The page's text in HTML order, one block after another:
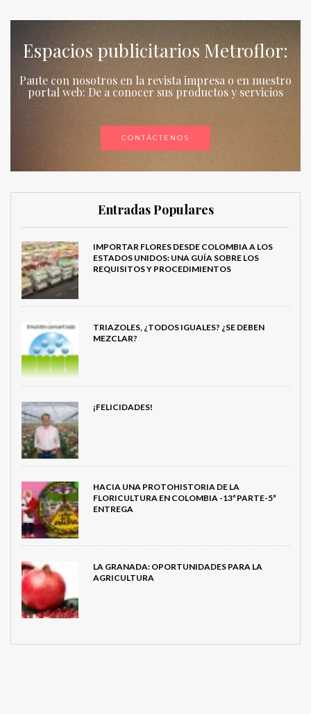
Espacios publicitarios Metroflor:
Paute con nosotros en la revista impresa o en nuestro
portal web: De a conocer sus productos y servicios
CONTÁCTENOS
Entradas Populares
IMPORTAR FLORES DESDE COLOMBIA A LOS
ESTADOS UNIDOS: UNA GUÍA SOBRE LOS
REQUISITOS Y PROCEDIMIENTOS
TRIAZOLES, ¿TODOS IGUALES? ¿SE DEBEN
MEZCLAR?
¡FELICIDADES!
HACIA UNA PROTOHISTORIA DE LA
FLORICULTURA EN COLOMBIA -13ª PARTE-5ª
ENTREGA
LA GRANADA: OPORTUNIDADES PARA LA
AGRICULTURA